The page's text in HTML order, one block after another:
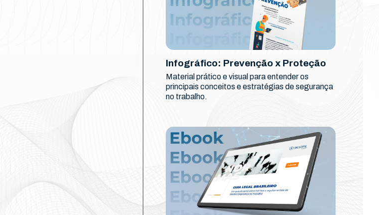
Infográfico: Prevenção x Proteção
Material prático e visual para entender os
principais conceitos e estratégias de segurança
no trabalho.